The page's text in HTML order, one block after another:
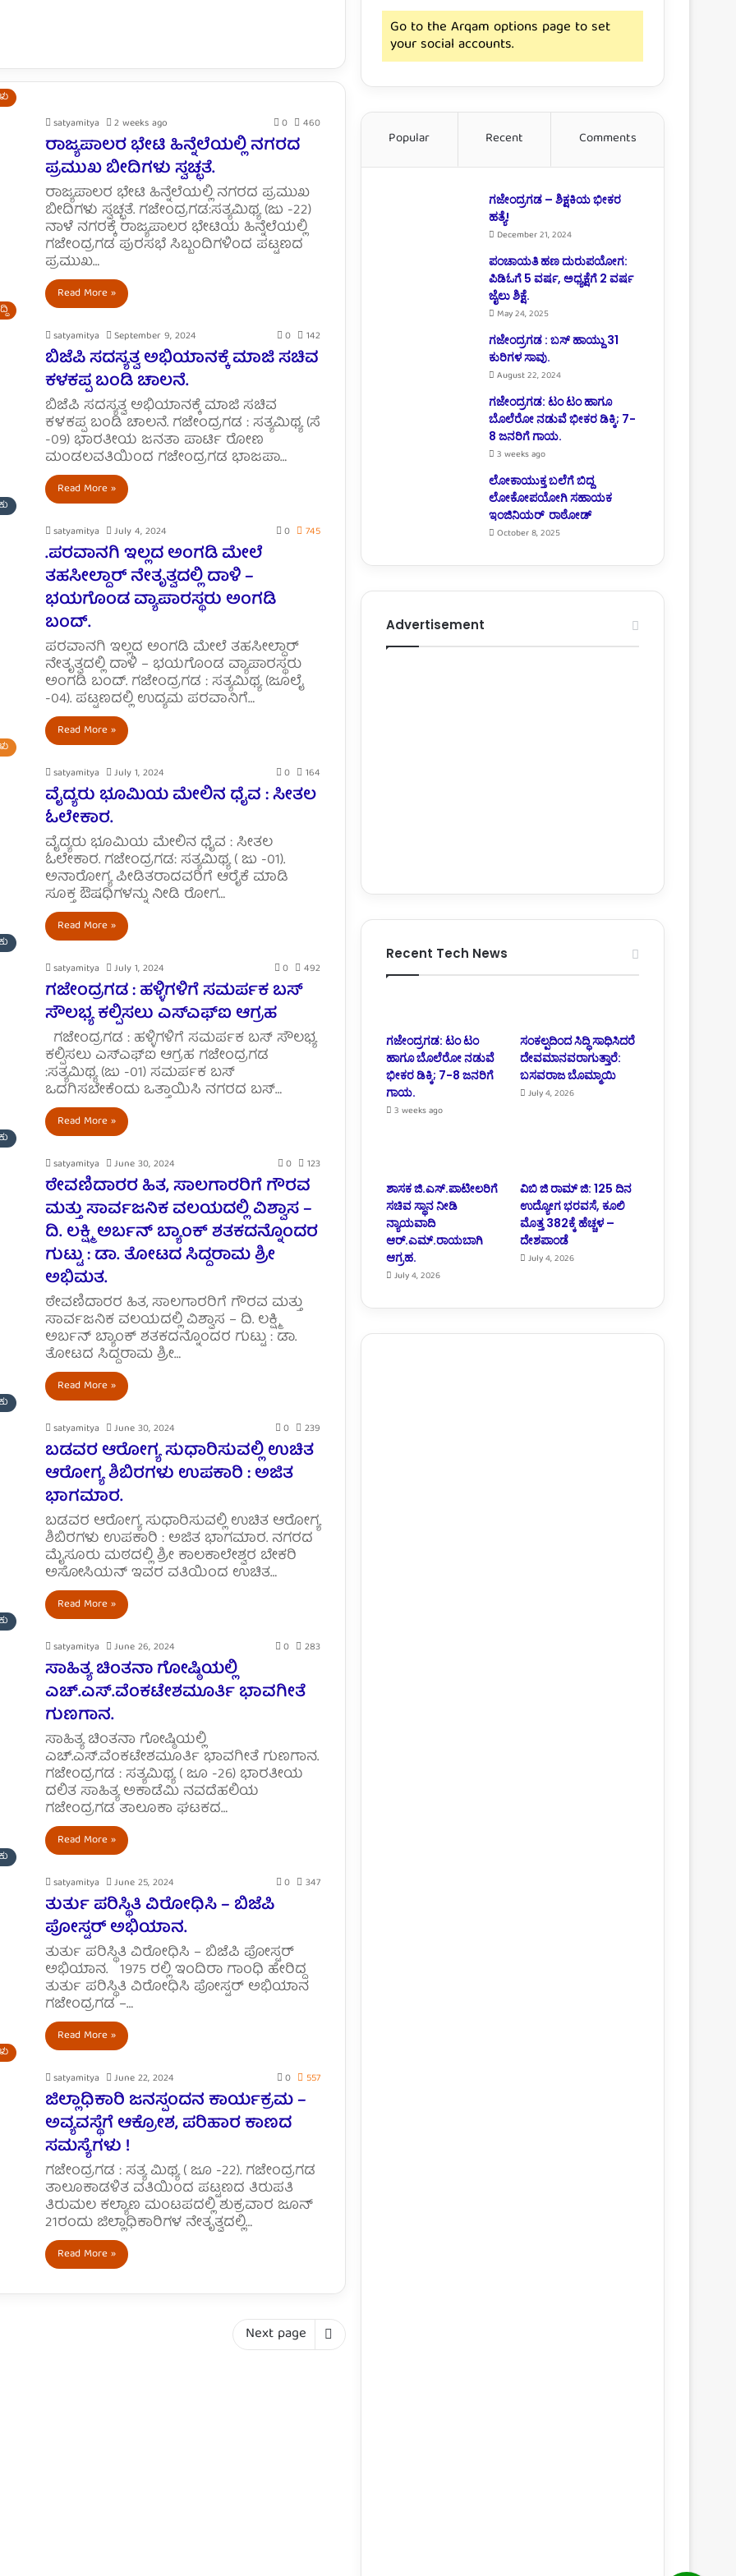
satyamitya
2 weeks ago 0 460
ರಾಜ್ಯಪಾಲರ ಭೇಟಿ ಹಿನ್ನೆಲೆಯಲ್ಲಿ ನಗರದ
ಪ್ರಮುಖ ಬೀದಿಗಳು ಸ್ವಚ್ಛತೆ.
ರಾಜ್ಯಪಾಲರ ಭೇಟಿ ಹಿನ್ನೆಲೆಯಲ್ಲಿ ನಗರದ ಪ್ರಮುಖ
ಬೀದಿಗಳು ಸ್ವಚ್ಛತೆ. ಗಜೇಂದ್ರಗಡ:ಸತ್ಯಮಿಥ್ಯ (ಜು -22)
ನಾಳೆ ನಗರಕ್ಕೆ ರಾಜ್ಯಪಾಲರ ಭೇಟಿಯ ಹಿನ್ನೆಲೆಯಲ್ಲಿ
ಗಜೇಂದ್ರಗಡ ಪುರಸಭೆ ಸಿಬ್ಬಂದಿಗಳಿಂದ ಪಟ್ಟಣದ
ಪ್ರಮುಖ…
Read More »
satyamitya
September 9, 2024 0 142
ಬಿಜೆಪಿ ಸದಸ್ಯತ್ವ ಅಭಿಯಾನಕ್ಕೆ ಮಾಜಿ ಸಚಿವ
ಕಳಕಪ್ಪ ಬಂಡಿ ಚಾಲನೆ.
ಬಿಜೆಪಿ ಸದಸ್ಯತ್ವ ಅಭಿಯಾನಕ್ಕೆ ಮಾಜಿ ಸಚಿವ
ಕಳಕಪ್ಪ ಬಂಡಿ ಚಾಲನೆ. ಗಜೇಂದ್ರಗಡ : ಸತ್ಯಮಿಥ್ಯ (ಸೆ
-09) ಭಾರತೀಯ ಜನತಾ ಪಾರ್ಟಿ ರೋಣ
ಮಂಡಲವತಿಯಿಂದ ಗಜೇಂದ್ರಗಡ ಭಾಜಪಾ…
Read More »
satyamitya
July 4, 2024 0 745
.ಪರವಾನಗಿ ಇಲ್ಲದ ಅಂಗಡಿ ಮೇಲೆ
ತಹಸೀಲ್ದಾರ್ ನೇತೃತ್ವದಲ್ಲಿ ದಾಳಿ –
ಭಯಗೊಂಡ ವ್ಯಾಪಾರಸ್ಥರು ಅಂಗಡಿ
ಬಂದ್.
ಪರವಾನಗಿ ಇಲ್ಲದ ಅಂಗಡಿ ಮೇಲೆ ತಹಸೀಲ್ದಾರ್
ನೇತೃತ್ವದಲ್ಲಿ ದಾಳಿ – ಭಯಗೊಂಡ ವ್ಯಾಪಾರಸ್ಥರು
ಅಂಗಡಿ ಬಂದ್. ಗಜೇಂದ್ರಗಡ : ಸತ್ಯಮಿಥ್ಯ (ಜೂಲೈ
-04). ಪಟ್ಟಣದಲ್ಲಿ ಉದ್ಯಮ ಪರವಾನಿಗೆ…
Read More »
satyamitya
July 1, 2024 0 164
ವೈದ್ಯರು ಭೂಮಿಯ ಮೇಲಿನ ಧೈವ : ಸೀತಲ
ಓಲೇಕಾರ.
ವೈದ್ಯರು ಭೂಮಿಯ ಮೇಲಿನ ಧೈವ : ಸೀತಲ
ಓಲೇಕಾರ. ಗಜೇಂದ್ರಗಡ: ಸತ್ಯಮಿಥ್ಯ ( ಜು -01).
ಅನಾರೋಗ್ಯ ಪೀಡಿತರಾದವರಿಗೆ ಆರೈಕೆ ಮಾಡಿ
ಸೂಕ್ತ ಔಷಧಿಗಳನ್ನು ನೀಡಿ ರೋಗ…
Read More »
satyamitya
July 1, 2024 0 492
ಗಜೇಂದ್ರಗಡ : ಹಳ್ಳಿಗಳಿಗೆ ಸಮರ್ಪಕ ಬಸ್
ಸೌಲಭ್ಯ ಕಲ್ಪಿಸಲು ಎಸ್ಎಫ್ಐ ಆಗ್ರಹ
ಗಜೇಂದ್ರಗಡ : ಹಳ್ಳಿಗಳಿಗೆ ಸಮರ್ಪಕ ಬಸ್ ಸೌಲಭ್ಯ
ಕಲ್ಪಿಸಲು ಎಸ್ಎಫ್ಐ ಆಗ್ರಹ ಗಜೇಂದ್ರಗಡ
:ಸತ್ಯಮಿಥ್ಯ (ಜು -01) ಸಮರ್ಪಕ ಬಸ್
ಒದಗಿಸಬೇಕೆಂದು ಒತ್ತಾಯಿಸಿ ನಗರದ ಬಸ್…
Read More »
satyamitya
June 30, 2024 0 123
ಠೇವಣಿದಾರರ ಹಿತ, ಸಾಲಗಾರರಿಗೆ ಗೌರವ
ಮತ್ತು ಸಾರ್ವಜನಿಕ ವಲಯದಲ್ಲಿ ವಿಶ್ವಾಸ –
ದಿ. ಲಕ್ಷ್ಮಿ ಅರ್ಬನ್ ಬ್ಯಾಂಕ್ ಶತಕದನ್ನೊಂದರ
ಗುಟ್ಟು : ಡಾ. ತೋಟದ ಸಿದ್ದರಾಮ ಶ್ರೀ
ಅಭಿಮತ.
ಠೇವಣಿದಾರರ ಹಿತ, ಸಾಲಗಾರರಿಗೆ ಗೌರವ ಮತ್ತು
ಸಾರ್ವಜನಿಕ ವಲಯದಲ್ಲಿ ವಿಶ್ವಾಸ – ದಿ. ಲಕ್ಷ್ಮಿ
ಅರ್ಬನ್ ಬ್ಯಾಂಕ್ ಶತಕದನ್ನೊಂದರ ಗುಟ್ಟು : ಡಾ.
ತೋಟದ ಸಿದ್ದರಾಮ ಶ್ರೀ…
Read More »
satyamitya
June 30, 2024 0 239
ಬಡವರ ಆರೋಗ್ಯ ಸುಧಾರಿಸುವಲ್ಲಿ ಉಚಿತ
ಆರೋಗ್ಯ ಶಿಬಿರಗಳು ಉಪಕಾರಿ : ಅಜಿತ
ಭಾಗಮಾರ.
ಬಡವರ ಆರೋಗ್ಯ ಸುಧಾರಿಸುವಲ್ಲಿ ಉಚಿತ ಆರೋಗ್ಯ
ಶಿಬಿರಗಳು ಉಪಕಾರಿ : ಅಜಿತ ಭಾಗಮಾರ. ನಗರದ
ಮೈಸೂರು ಮಠದಲ್ಲಿ ಶ್ರೀ ಕಾಲಕಾಲೇಶ್ವರ ಬೇಕರಿ
ಅಸೋಸಿಯನ್ ಇವರ ವತಿಯಿಂದ ಉಚಿತ…
Read More »
satyamitya
June 26, 2024 0 283
ಸಾಹಿತ್ಯ ಚಿಂತನಾ ಗೋಷ್ಠಿಯಲ್ಲಿ
ಎಚ್.ಎಸ್.ವೆಂಕಟೇಶಮೂರ್ತಿ ಭಾವಗೀತೆ
ಗುಣಗಾನ.
ಸಾಹಿತ್ಯ ಚಿಂತನಾ ಗೋಷ್ಠಿಯಲ್ಲಿ
ಎಚ್.ಎಸ್.ವೆಂಕಟೇಶಮೂರ್ತಿ ಭಾವಗೀತೆ ಗುಣಗಾನ.
ಗಜೇಂದ್ರಗಡ : ಸತ್ಯಮಿಥ್ಯ ( ಜೂ -26) ಭಾರತೀಯ
ದಲಿತ ಸಾಹಿತ್ಯ ಅಕಾಡೆಮಿ ನವದೆಹಲಿಯ
ಗಜೇಂದ್ರಗಡ ತಾಲೂಕಾ ಘಟಕದ…
Read More »
satyamitya
June 25, 2024 0 347
ತುರ್ತು ಪರಿಸ್ಥಿತಿ ವಿರೋಧಿಸಿ – ಬಿಜೆಪಿ
ಪೋಸ್ಟರ್ ಅಭಿಯಾನ.
ತುರ್ತು ಪರಿಸ್ಥಿತಿ ವಿರೋಧಿಸಿ – ಬಿಜೆಪಿ ಪೋಸ್ಟರ್
ಅಭಿಯಾನ. 1975 ರಲ್ಲಿ ಇಂದಿರಾ ಗಾಂಧಿ ಹೇರಿದ್ದ
ತುರ್ತು ಪರಿಸ್ಥಿತಿ ವಿರೋಧಿಸಿ ಪೋಸ್ಟರ್ ಅಭಿಯಾನ
ಗಜೇಂದ್ರಗಡ –…
Read More »
satyamitya
June 22, 2024 0 557
ಜಿಲ್ಲಾಧಿಕಾರಿ ಜನಸ್ಪಂದನ ಕಾರ್ಯಕ್ರಮ –
ಅವ್ಯವಸ್ಥೆಗೆ ಆಕ್ರೋಶ, ಪರಿಹಾರ ಕಾಣದ
ಸಮಸ್ಯೆಗಳು !
ಗಜೇಂದ್ರಗಡ : ಸತ್ಯ ಮಿಥ್ಯ ( ಜೂ -22). ಗಜೇಂದ್ರಗಡ
ತಾಲೂಕಾಡಳಿತ ವತಿಯಿಂದ ಪಟ್ಟಣದ ತಿರುಪತಿ
ತಿರುಮಲ ಕಲ್ಯಾಣ ಮಂಟಪದಲ್ಲಿ ಶುಕ್ರವಾರ ಜೂನ್
21ರಂದು ಜಿಲ್ಲಾಧಿಕಾರಿಗಳ ನೇತೃತ್ವದಲ್ಲಿ…
Read More »
Next page
Go to the Arqam options page to set
your social accounts.
Popular Recent Comments
ಗಜೇಂದ್ರಗಡ – ಶಿಕ್ಷಕಿಯ ಭೀಕರ
ಹತ್ಯೆ!
December 21, 2024
ಪಂಚಾಯತಿ ಹಣ ದುರುಪಯೋಗ:
ಪಿಡಿಓಗೆ 5 ವರ್ಷ, ಅಧ್ಯಕ್ಷೆಗೆ 2 ವರ್ಷ
ಜೈಲು ಶಿಕ್ಷೆ.
May 24, 2025
ಗಜೇಂದ್ರಗಡ : ಬಸ್ ಹಾಯ್ದು 31
ಕುರಿಗಳ ಸಾವು.
August 22, 2024
ಗಜೇಂದ್ರಗಡ: ಟಂ ಟಂ ಹಾಗೂ
ಬೊಲೆರೋ ನಡುವೆ ಭೀಕರ ಡಿಕ್ಕಿ; 7-
8 ಜನರಿಗೆ ಗಾಯ.
3 weeks ago
ಲೋಕಾಯುಕ್ತ ಬಲೆಗೆ ಬಿದ್ದ
ಲೋಕೋಪಯೋಗಿ ಸಹಾಯಕ
ಇಂಜಿನಿಯರ್ ರಾಠೋಡ್
October 8, 2025
Advertisement
Recent Tech News
ಗಜೇಂದ್ರಗಡ: ಟಂ ಟಂ
ಹಾಗೂ ಬೊಲೆರೋ ನಡುವೆ
ಭೀಕರ ಡಿಕ್ಕಿ; 7-8 ಜನರಿಗೆ
ಗಾಯ.
3 weeks ago
ಸಂಕಲ್ಪದಿಂದ ಸಿದ್ಧಿ ಸಾಧಿಸಿದರೆ
ದೇವಮಾನವರಾಗುತ್ತಾರೆ:
ಬಸವರಾಜ ಬೊಮ್ಮಾಯಿ
July 4, 2026
ಶಾಸಕ ಜಿ.ಎಸ್.ಪಾಟೀಲರಿಗೆ
ಸಚಿವ ಸ್ಥಾನ ನೀಡಿ
ನ್ಯಾಯವಾದಿ
ಆರ್.‌ಎಮ್.‌ರಾಯಬಾಗಿ
ಆಗ್ರಹ.
July 4, 2026
ವಿಬಿ ಜಿ ರಾಮ್ ಜಿ: 125 ದಿನ
ಉದ್ಯೋಗ ಭರವಸೆ, ಕೂಲಿ
ಮೊತ್ತ 382ಕ್ಕೆ ಹೆಚ್ಚಳ –
ದೇಶಪಾಂಡೆ
July 4, 2026